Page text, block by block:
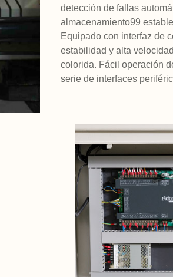
detección de fallas
almacenamiento99
Equipado con interfaz de
estabilidad y alta
colorida. Fácil operación
serie de interfaces